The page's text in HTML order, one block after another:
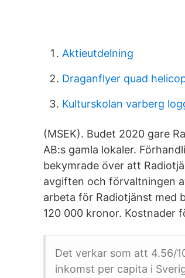
Aktieutdelning
Draganflyer quad
Kulturskolan varberg
(MSEK). Budet 2020 gare
AB:s gamla lokaler.
bekymrade över att
avgiften och förvaltningen
arbeta för Radiotjänst med
120 000 kronor. Kostnader
Det verkar som att 4.56/
inkomst per capita i